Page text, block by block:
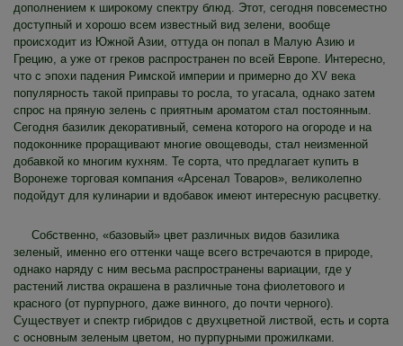
дополнением к широкому спектру блюд. Этот, сегодня повсеместно
доступный и хорошо всем известный вид зелени, вообще
происходит из Южной Азии, оттуда он попал в Малую Азию и
Грецию, а уже от греков распространен по всей Европе. Интересно,
что с эпохи падения Римской империи и примерно до XV века
популярность такой приправы то росла, то угасала, однако затем
спрос на пряную зелень с приятным ароматом стал постоянным.
Сегодня базилик декоративный, семена которого на огороде и на
подоконнике проращивают многие овощеводы, стал неизменной
добавкой ко многим кухням. Те сорта, что предлагает купить в
Воронеже торговая компания «Арсенал Товаров», великолепно
подойдут для кулинарии и вдобавок имеют интересную расцветку.
Собственно, «базовый» цвет различных видов базилика
зеленый, именно его оттенки чаще всего встречаются в природе,
однако наряду с ним весьма распространены вариации, где у
растений листва окрашена в различные тона фиолетового и
красного (от пурпурного, даже винного, до почти черного).
Существует и спектр гибридов с двухцветной листвой, есть и сорта
с основным зеленым цветом, но пурпурными прожилками.